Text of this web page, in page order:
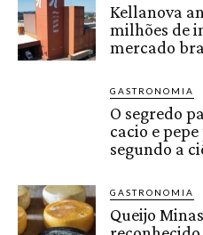
Kellanova
milhões de
mercado
GASTRONOMIA
O segredo
cacio e
segundo a
GASTRONOMIA
Queijo